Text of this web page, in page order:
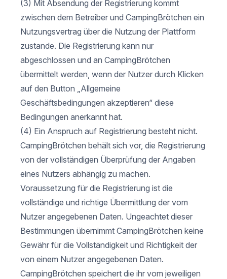
(3) Mit Absendung der Registrierung kommt
zwischen dem Betreiber und CampingBrötchen ein
Nutzungsvertrag über die Nutzung der Plattform
zustande. Die Registrierung kann nur
abgeschlossen und an CampingBrötchen
übermittelt werden, wenn der Nutzer durch Klicken
auf den Button „Allgemeine
Geschäftsbedingungen akzeptieren“ diese
Bedingungen anerkannt hat.
(4) Ein Anspruch auf Registrierung besteht nicht.
CampingBrötchen behält sich vor, die Registrierung
von der vollständigen Überprüfung der Angaben
eines Nutzers abhängig zu machen.
Voraussetzung für die Registrierung ist die
vollständige und richtige Übermittlung der vom
Nutzer angegebenen Daten. Ungeachtet dieser
Bestimmungen übernimmt CampingBrötchen keine
Gewähr für die Vollständigkeit und Richtigkeit der
von einem Nutzer angegebenen Daten.
CampingBrötchen speichert die ihr vom jeweiligen